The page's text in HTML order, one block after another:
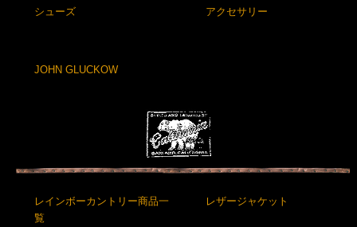
シューズ アクセサリー
JOHN GLUCKOW
レインボーカントリー商品一
覧
レザージャケット